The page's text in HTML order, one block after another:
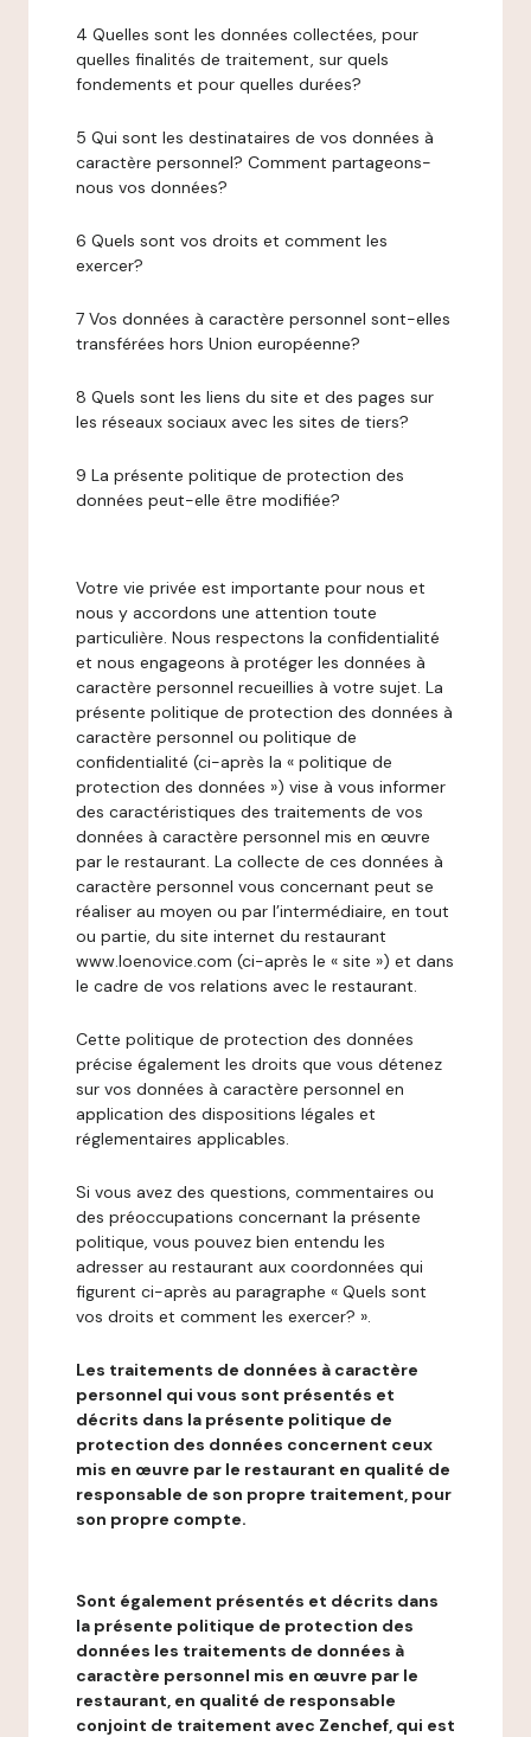
4 Quelles sont les données collectées, pour
quelles finalités de traitement, sur quels
fondements et pour quelles durées?
5 Qui sont les destinataires de vos données à
caractère personnel? Comment partageons-
nous vos données?
6 Quels sont vos droits et comment les
exercer?
7 Vos données à caractère personnel sont-elles
transférées hors Union européenne?
8 Quels sont les liens du site et des pages sur
les réseaux sociaux avec les sites de tiers?
9 La présente politique de protection des
données peut-elle être modifiée?
Votre vie privée est importante pour nous et
nous y accordons une attention toute
particulière. Nous respectons la confidentialité
et nous engageons à protéger les données à
caractère personnel recueillies à votre sujet. La
présente politique de protection des données à
caractère personnel ou politique de
confidentialité (ci-après la « politique de
protection des données ») vise à vous informer
des caractéristiques des traitements de vos
données à caractère personnel mis en œuvre
par le restaurant. La collecte de ces données à
caractère personnel vous concernant peut se
réaliser au moyen ou par l’intermédiaire, en tout
ou partie, du site internet du restaurant
www.loenovice.com (ci-après le « site ») et dans
le cadre de vos relations avec le restaurant.
Cette politique de protection des données
précise également les droits que vous détenez
sur vos données à caractère personnel en
application des dispositions légales et
réglementaires applicables.
Si vous avez des questions, commentaires ou
des préoccupations concernant la présente
politique, vous pouvez bien entendu les
adresser au restaurant aux coordonnées qui
figurent ci-après au paragraphe « Quels sont
vos droits et comment les exercer? ».
Les traitements de données à caractère
personnel qui vous sont présentés et
décrits dans la présente politique de
protection des données concernent ceux
mis en œuvre par le restaurant en qualité de
responsable de son propre traitement, pour
son propre compte.
Sont également présentés et décrits dans
la présente politique de protection des
données les traitements de données à
caractère personnel mis en œuvre par le
restaurant, en qualité de responsable
conjoint de traitement avec Zenchef, qui est